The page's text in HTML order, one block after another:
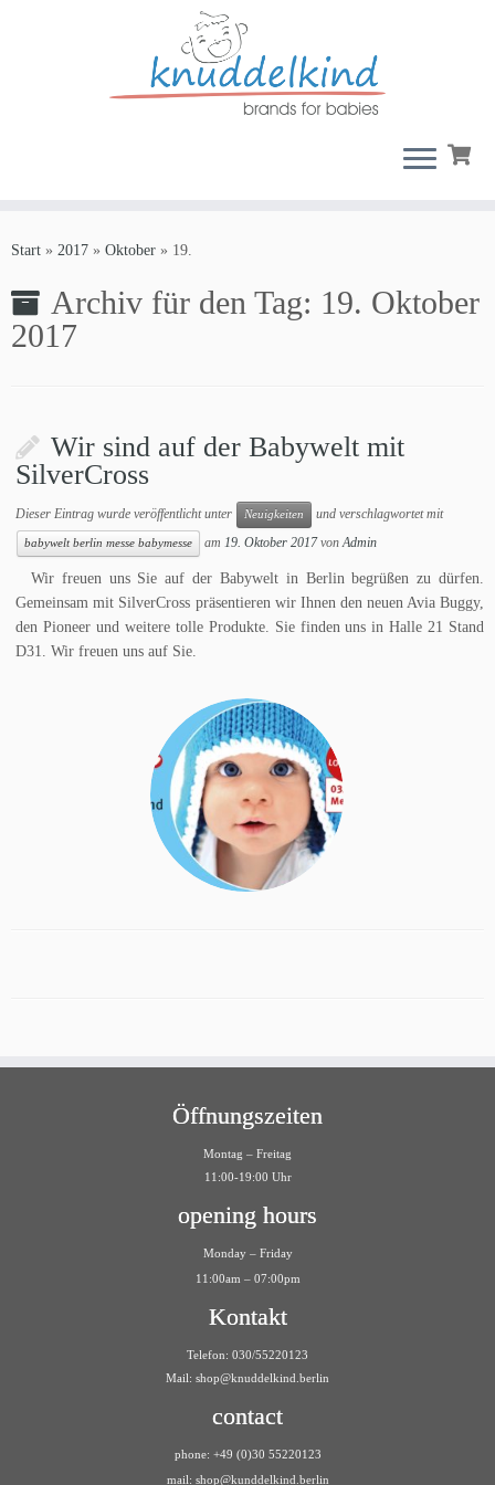
Inhalt
Start » 2017 » Oktober » 19.
Archiv für den Tag: 19. Oktober
2017
Wir sind auf der Babywelt mit
SilverCross
Dieser Eintrag wurde veröffentlicht unter Neuigkeiten und verschlagwortet mit
babywelt berlin messe babymesse am 19. Oktober 2017 vonAdmin
Wir freuen uns Sie auf der Babywelt in Berlin begrüßen zu dürfen.
Gemeinsam mit SilverCross präsentieren wir Ihnen den neuen Avia Buggy,
den Pioneer und weitere tolle Produkte. Sie finden uns in Halle 21 Stand
D31. Wir freuen uns auf Sie.
Öffnungszeiten
Montag – Freitag
11:00-19:00 Uhr
opening hours
Monday – Friday
11:00am – 07:00pm
Kontakt
Telefon: 030/55220123
Mail: shop@knuddelkind.berlin
contact
phone: +49 (0)30 55220123
mail: shop@kunddelkind.berlin